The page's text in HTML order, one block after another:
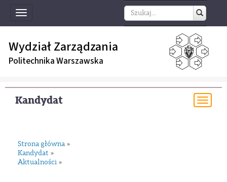
Toggle
navigation
Wydział Zarządzania
Politechnika Warszawska
Kandydat
Strona główna »
Kandydat »
Aktualności »